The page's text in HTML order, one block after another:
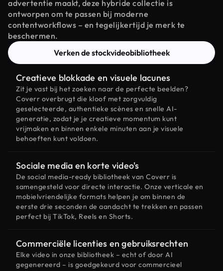
advertentie maakt, deze hybride collectie is
ontworpen om te passen bij moderne
contentworkflows – en tegelijkertijd je merk te
beschermen.
Verken de stockvideobibliotheek
Creatieve blokkade en visuele lacunes
Zit je vast bij het zoeken naar de perfecte beelden?
Coverr overbrugt die kloof met zorgvuldig
geselecteerde, authentieke scènes en snelle AI-
generatie, zodat je je creatieve momentum kunt
vrijmaken en binnen enkele minuten aan je visuele
behoeften kunt voldoen.
Sociale media en korte video's
De social media-ready bibliotheek van Coverr is
samengesteld voor directe interactie. Onze verticale en
mobielvriendelijke formats helpen je om binnen de
eerste drie seconden de aandacht te trekken en passen
perfect bij TikTok, Reels en Shorts.
Commerciële licenties en gebruiksrechten
Elke video in onze bibliotheek – echt of door AI
gegenereerd – is goedgekeurd voor commercieel